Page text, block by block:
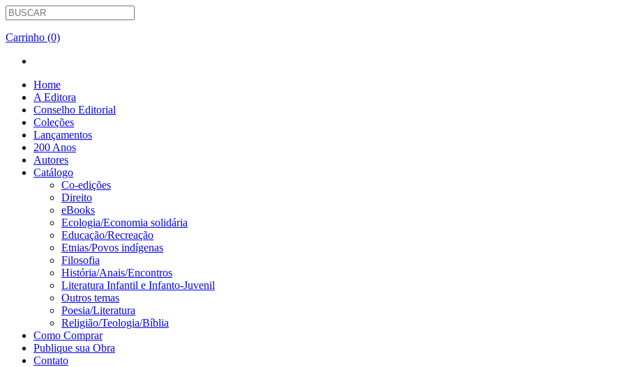
Carrinho (0)
Home
A Editora
Conselho Editorial
Coleções
Lançamentos
200 Anos
Autores
Catálogo
Co-edições
Direito
eBooks
Ecologia/Economia solidária
Educação/Recreação
Etnias/Povos indígenas
Filosofia
História/Anais/Encontros
Literatura Infantil e Infanto-Juvenil
Outros temas
Poesia/Literatura
Religião/Teologia/Bíblia
Como Comprar
Publique sua Obra
Contato